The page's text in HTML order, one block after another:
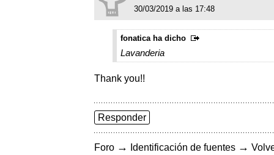
30/03/2019 a las 17:48
fonatica ha dicho
Lavanderia
Thank you!!
Responder
Foro → Identificación de fuentes →